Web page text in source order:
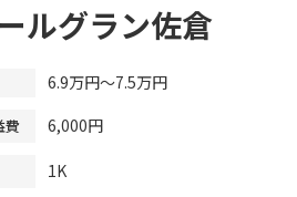
ルグラン佐倉
6.9万円～7.5万円
費 6,000円
1K